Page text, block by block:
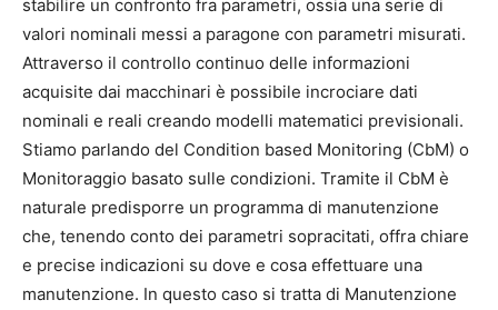
stabilire un confronto fra parametri, ossia una serie di
valori nominali messi a paragone con parametri misurati.
Attraverso il controllo continuo delle informazioni
acquisite dai macchinari è possibile incrociare dati
nominali e reali creando modelli matematici previsionali.
Stiamo parlando del Condition based Monitoring (CbM) o
Monitoraggio basato sulle condizioni. Tramite il CbM è
naturale predisporre un programma di manutenzione
che, tenendo conto dei parametri sopracitati, offra chiare
e precise indicazioni su dove e cosa effettuare una
manutenzione. In questo caso si tratta di Manutenzione